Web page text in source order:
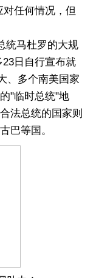
任何情况，但
马杜罗的大规
日自行宣布就
、多个南美国家
"临时总统"地
法总统的国家则
巴等国。